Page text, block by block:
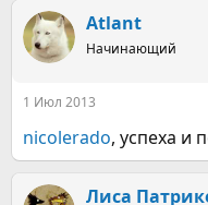
Atlant
Начинающий
1 Июл 2013
nicolerado, успеха и
Лиса